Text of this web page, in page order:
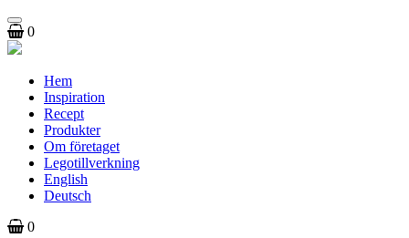
Toggle
navigation
0
Hem
Inspiration
Recept
Produkter
Om företaget
Legotillverkning
English
Deutsch
0